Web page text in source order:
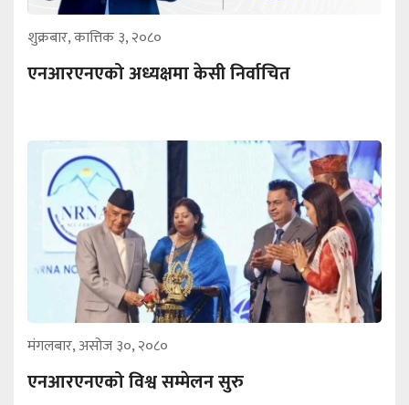
शुक्रबार, कात्तिक ३, २०८०
एनआरएनएको अध्यक्षमा केसी निर्वाचित
मंगलबार, असोज ३०, २०८०
एनआरएनएको विश्व सम्मेलन सुरु